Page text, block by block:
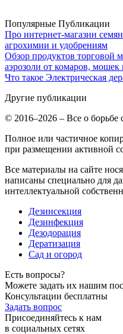
Популярные Публикации
Про интернет-магазин
агрохимии и удобрениям
Обзор продуктов торговой
аэрозоли от комаров,
Что такое Электрическая
Другие публикации
© 2016–2026 – Все о борьбе
Полное или частичное
при размещении активной
Все материалы на сайте
написаны специально для
интеллектуальной
Дезинсекция
Дезинфекция
Дезодорация
Дератизация
Сад и огород
Есть вопросы?
Можете задать их нашим
Консультации бесплатны
Задать вопрос
Присоединяйтесь к нам
в социальных сетях